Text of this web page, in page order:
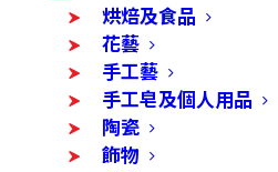
烘焙及食品
花藝
手工藝
手工皂及個人用品
陶瓷
飾物